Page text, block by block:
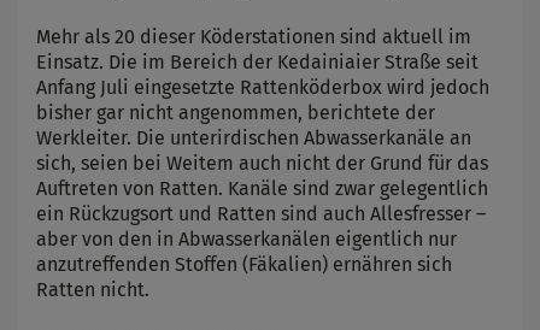
Mehr als 20 dieser Köderstationen sind aktuell im
Einsatz. Die im Bereich der Kedainiaier Straße seit
Anfang Juli eingesetzte Rattenköderbox wird jedoch
bisher gar nicht angenommen, berichtete der
Werkleiter. Die unterirdischen Abwasserkanäle an
sich, seien bei Weitem auch nicht der Grund für das
Auftreten von Ratten. Kanäle sind zwar gelegentlich
ein Rückzugsort und Ratten sind auch Allesfresser –
aber von den in Abwasserkanälen eigentlich nur
anzutreffenden Stoffen (Fäkalien) ernähren sich
Ratten nicht.